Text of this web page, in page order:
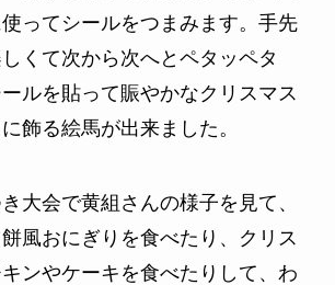
ってシールをつまみます。手先
くて次から次へとペタッペタ
ルを貼って賑やかなクリスマス
飾る絵馬が出来ました。
大会で黄組さんの様子を見て、
風おにぎりを食べたり、クリス
ンやケーキを食べたりして、わ